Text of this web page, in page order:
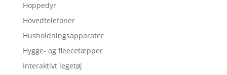
Hoppedyr
Hovedtelefoner
Husholdningsapparater
Hygge- og fleecetæpper
Interaktivt legetøj